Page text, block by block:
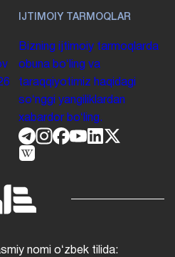
IJTIMOIY TARMOQLAR
Bizning ijtimoiy tarmoqlarda
obuna boʻling va
taraqqiyotimiz haqidagi
soʻnggi yangiliklardan
xabardor boʻling.
nomi oʻzbek tilida: